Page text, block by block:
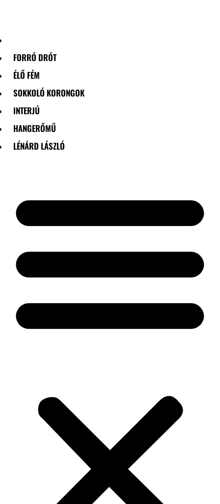
FORRÓ DRÓT
ÉLŐ FÉM
SOKKOLÓ KORONGOK
INTERJÚ
HANGERŐMŰ
LÉNÁRD LÁSZLÓ